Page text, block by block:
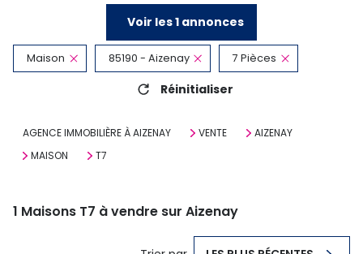
Voir les1 annonces
Maison 85190 - Aizenay 7 Pièces
Réinitialiser
AGENCE IMMOBILIÈRE À AIZENAY VENTE
AIZENAY
MAISON
T7
1 Maisons T7 à vendre sur Aizenay